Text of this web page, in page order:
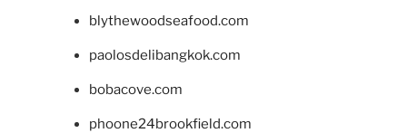
blythewoodseafood.com
paolosdelibangkok.com
bobacove.com
phoone24brookfield.com